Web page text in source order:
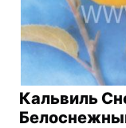
Кальвиль